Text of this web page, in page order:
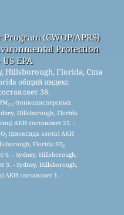
(CWOP/APRS)
Protection
EPA
Hillsborough, Florida, Сша
общий индекс
38.
2.5(тонкодисперсных
Hillsborough, Florida
АКИ составляет 25. -
2(диоксида азота) АКИ
Florida SO2
0. - Sydney, Hillsborough,
3. - Sydney, Hillsborough,
АКИ составляет 1. -